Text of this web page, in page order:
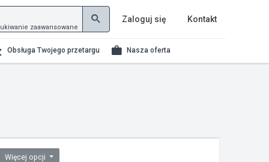
zaawansowane
Zaloguj się Kontakt
Obsługa Twojego przetargu Nasza oferta
Więcej opcji